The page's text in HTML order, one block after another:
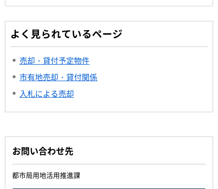
よく見られているページ
売却・貸付予定物件
市有地売却・貸付関係
入札による売却
お問い合わせ先
都市局用地活用推進課